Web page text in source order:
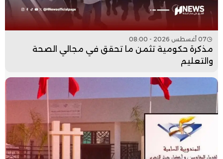
07 أغسطس 2026 - 08:00
مذكرة حكومية تثمن ما تحقق في مجالي الصحة
والتعليم